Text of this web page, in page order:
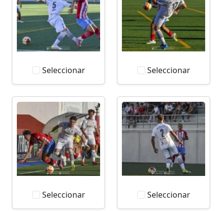
Seleccionar Seleccionar
Seleccionar Seleccionar